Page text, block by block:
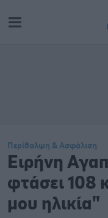
Περίθαλψη & Ασφάλιση
Ειρήνη
φτάσει 108
μου ηλικία"